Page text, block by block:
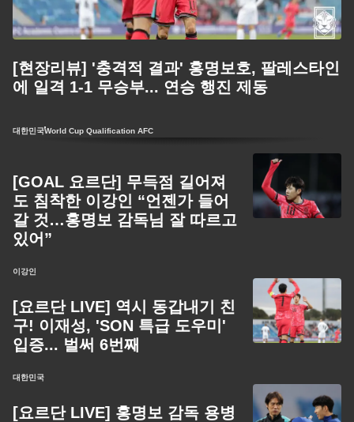
[현장리뷰] '충격적 결과' 홍명보호, 팔레스타인
에 일격 1-1 무승부... 연승 행진 제동
대한민국World Cup Qualification AFC
[GOAL 요르단] 무득점 길어져
도 침착한 이강인 “언젠가 들어
갈 것…홍명보 감독님 잘 따르고
있어”
이강인
[요르단 LIVE] 역시 동갑내기 친
구! 이재성, 'SON 특급 도우미'
입증... 벌써 6번째
대한민국
[요르단 LIVE] 홍명보 감독 용병